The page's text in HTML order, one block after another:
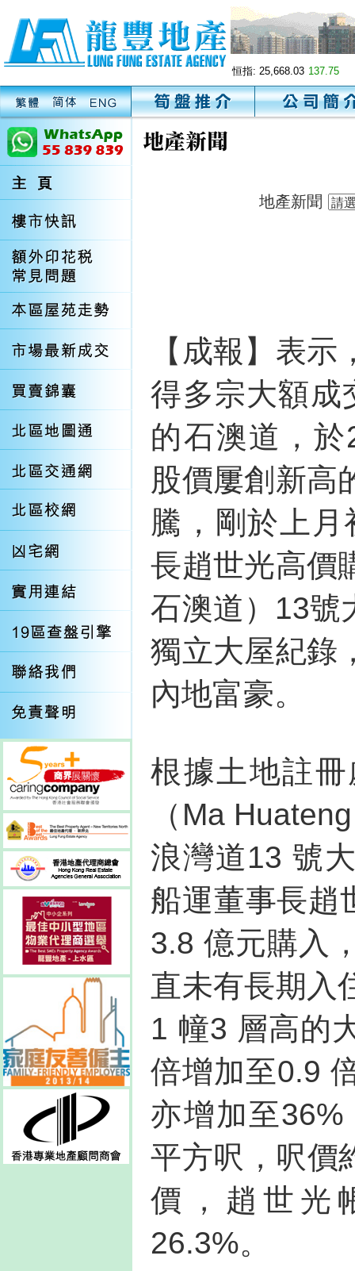
恒指: 25,668.03 137.75
地產新聞
【成報】表
得多宗大額成
的石澳道，
股價屢創新高
騰，剛於上
長趙世光高價
石澳道）13號
獨立大屋紀錄
內地富豪。
根據土地註
（Ma
浪灣道13 號
船運董事長趙
3.8 億元購入
直未有長期入
1 幢3 層高的
倍增加至0.9
亦增加至
平方呎，呎價
價，趙世光
26.3%。